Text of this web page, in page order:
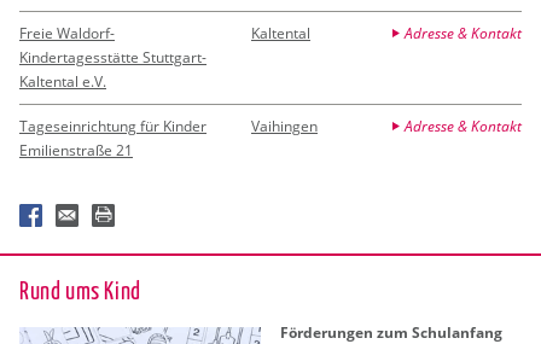
Freie Waldorf-
Kindertagesstätte Stuttgart-
Kaltental e.V.
Kaltental Adresse & Kontakt
Tageseinrichtung für Kinder
Emilienstraße 21
Vaihingen Adresse & Kontakt
Rund ums Kind
För­de­run­gen zum Schul­an­fang